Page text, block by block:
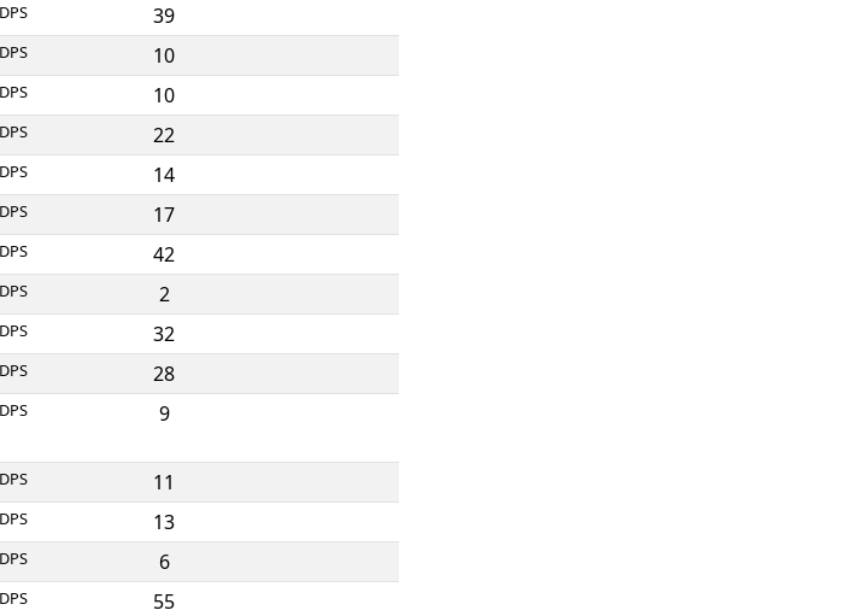
39
10
10
22
14
17
42
2
32
28
9
11
13
6
55